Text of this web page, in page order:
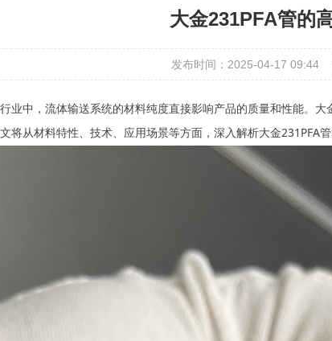
大金231PFA管的
发布时间：2025-04-17 09:44
业中，流体输送系统的材料纯度直接影响产品的质量和性能。
将从材料特性、
技术、应用场景等方面，深入解析大金231PFA